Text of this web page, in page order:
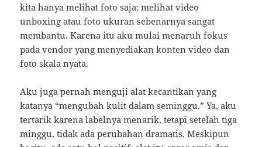
kita hanya melihat foto saja; melihat video
unboxing atau foto ukuran sebenarnya sangat
membantu. Karena itu aku mulai menaruh fokus
pada vendor yang menyediakan konten video dan
foto skala nyata.
Aku juga pernah menguji alat kecantikan yang
katanya “mengubah kulit dalam seminggu.” Ya, aku
tertarik karena labelnya menarik, tetapi setelah tiga
minggu, tidak ada perubahan dramatis. Meskipun